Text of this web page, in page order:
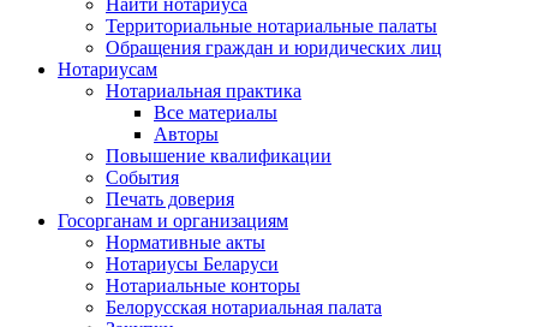
Найти нотариуса
Территориальные нотариальные палаты
Обращения граждан и юридических лиц
Нотариусам
Нотариальная практика
Все материалы
Авторы
Повышение квалификации
События
Печать доверия
Госорганам и организациям
Нормативные акты
Нотариусы Беларуси
Нотариальные конторы
Белорусская нотариальная палата